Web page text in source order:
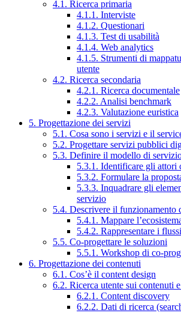
4.1. Ricerca primaria
4.1.1. Interviste
4.1.2. Questionari
4.1.3. Test di usabilità
4.1.4. Web analytics
4.1.5. Strumenti di
utente
4.2. Ricerca secondaria
4.2.1. Ricerca documentale
4.2.2. Analisi benchmark
4.2.3. Valutazione euristica
5. Progettazione dei servizi
5.1. Cosa sono i servizi e il
5.2. Progettare servizi pubblici
5.3. Definire il modello di
5.3.1. Identificare gli attori
5.3.2. Formulare la
5.3.3. Inquadrare gli
servizio
5.4. Descrivere il funzionamento
5.4.1. Mappare
5.4.2. Rappresentare i
5.5. Co-progettare le soluzioni
5.5.1. Workshop di co-
6. Progettazione dei contenuti
6.1. Cos’è il content design
6.2. Ricerca utente sui contenuti
6.2.1. Content discovery
6.2.2. Dati di ricerca